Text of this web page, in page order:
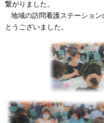
繋がりました。
地域の訪問看護ステーショ
とうござ